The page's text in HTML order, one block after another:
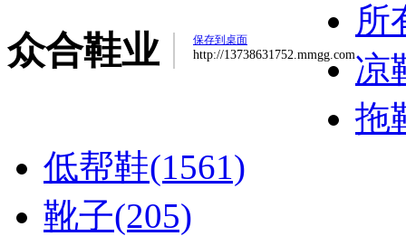
众合鞋业 保存到桌面
http://13738631752.mmgg.com
所
凉
拖
低帮鞋(1561)
靴子(205)